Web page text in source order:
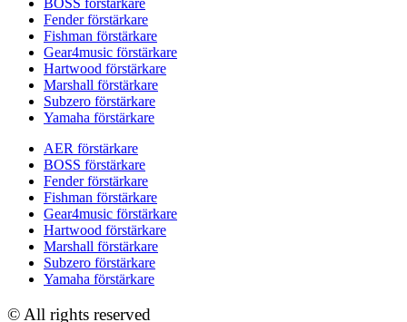
Fender förstärkare
Fishman förstärkare
Gear4music förstärkare
Hartwood förstärkare
Marshall förstärkare
Subzero förstärkare
Yamaha förstärkare
AER förstärkare
BOSS förstärkare
Fender förstärkare
Fishman förstärkare
Gear4music förstärkare
Hartwood förstärkare
Marshall förstärkare
Subzero förstärkare
Yamaha förstärkare
© All rights reserved